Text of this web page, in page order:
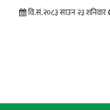
वि.सं.२०८३ साउन २३ शनिवार